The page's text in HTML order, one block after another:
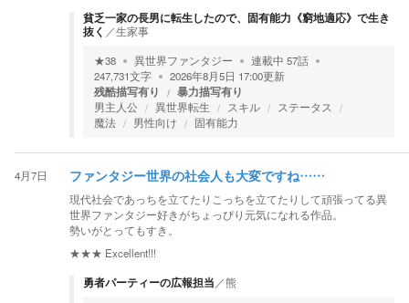
貧乏一家の長男に転生したので、固有能力《窮地適応》で生き
抜く ／生家事
★38 異世界ファンタジー 連載中 57話
247,731文字 2026年8月5日 17:00更新
残酷描写有り 暴力描写有り
男主人公 異世界転生 スキル
ステータス
魔法
男性向け 固有能力
4月7日 ファンタジー世界の社会人も大変ですね……
現代社会であっちを立てたりこっちを立てたりして頑張ってる異
世界ファンタジー好きがちょっぴり元気になれる作品。
勢いがとってもすき。
★★★ Excellent!!!
勇者パーティーの広報担当 ／熊